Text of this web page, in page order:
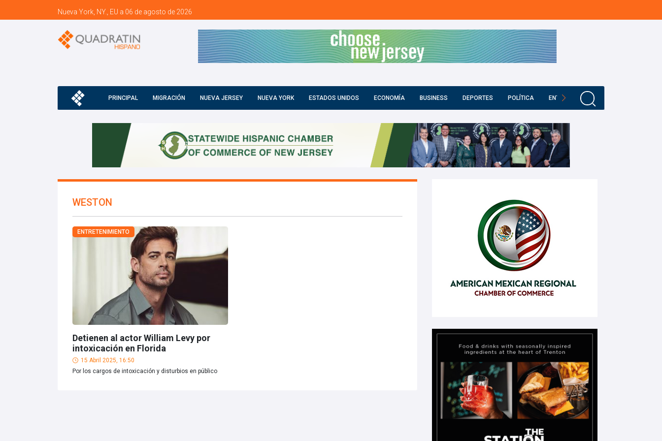
Nueva York, NY., EU a 06 de agosto de 2026
PRINCIPAL MIGRACIÓN NUEVA JERSEY NUEVA YORK ESTADOS UNIDOS ECONOMÍA BUSINESS DEPORTES POLÍTICA ENTRETENIMIENTO
WESTON
ENTRETENIMIENTO
Detienen al actor William Levy por
intoxicación en Florida
15 Abril 2025, 16:50
Por los cargos de intoxicación y disturbios en público